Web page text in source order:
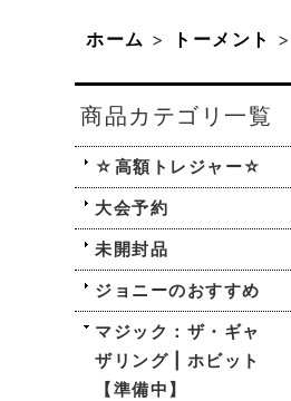
ホーム > トーメント >
商品カテゴリ一覧
☆高額トレジャー☆
大会予約
未開封品
ジョニーのおすすめ
マジック：ザ・ギャ
ザリング | ホビット
【準備中】